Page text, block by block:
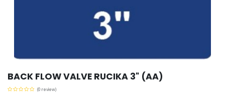
BACK FLOW VALVE RUCIKA 3" (AA)
(0 review)